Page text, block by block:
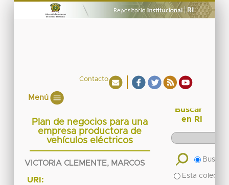
Contacto
Menú
Plan de negocios para una
empresa productora de
vehículos eléctricos
VICTORIA CLEMENTE, MARCOS
URI:
Buscar
en RI
Buscar
Esta